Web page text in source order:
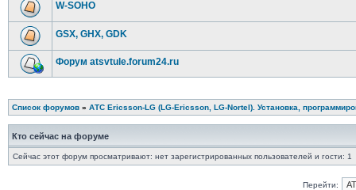
W-SOHO
GSX, GHX, GDK
Форум atsvtule.forum24.ru
Список форумов » АТС Ericsson-LG (LG-Ericsson, LG-Nortel). Установка,
Кто сейчас на форуме
Сейчас этот форум просматривают: нет зарегистрированных пользователей и гости: 1
Перейти: